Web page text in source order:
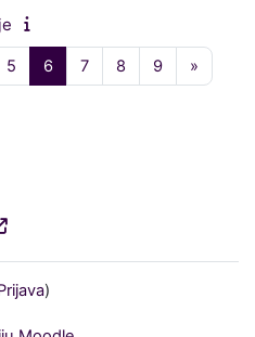
3 4
5 Stranica 5
6Stranica 6
7Stranica 7
8 Stranica 8
9Stranica 9
»
)